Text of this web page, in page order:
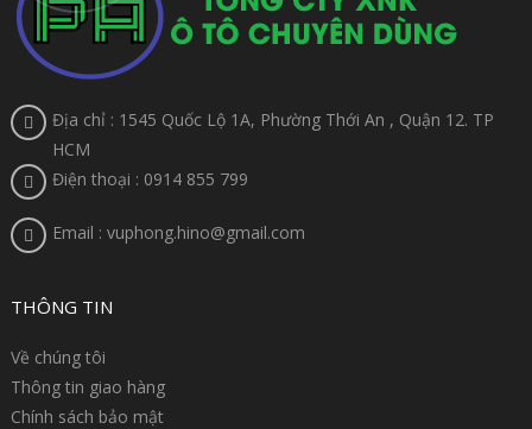
Địa chỉ : 1545 Quốc Lộ 1A, Phường Thới An , Quận 12. TP
HCM
Điện thoại : 0914 855 799
Email : vuphong.hino@gmail.com
THÔNG TIN
Về chúng tôi
Thông tin giao hàng
Chính sách bảo mật